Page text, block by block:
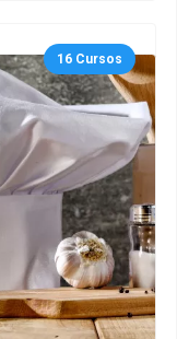
16 Cursos